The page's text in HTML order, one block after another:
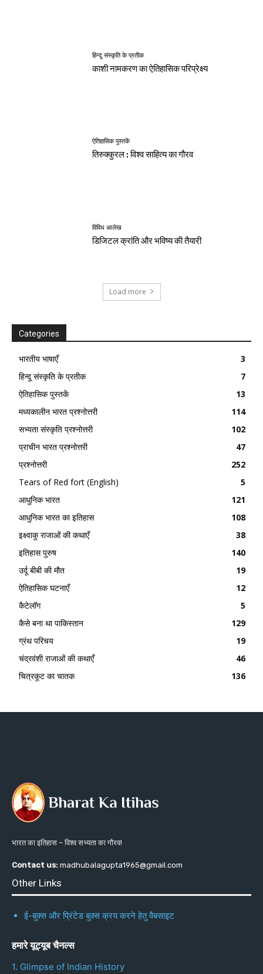
हिन्दू संस्कृति के प्रतीक
काशी नामकरण का ऐतिहासिक परिप्रेक्ष्य
ऐतिहासिक पुस्तकें
तिरुक्कुरल : विश्व साहित्य का गौरव
विविध आलेख
डिजिटल क्रांति और भविष्य की तैयारी
Load more
Categories
भारतीय भाषाएँ
3
हिन्दू संस्कृति के प्रतीक
7
ऐतिहासिक पुस्तकें
13
मध्यकालीन भारत प्रश्नोत्तरी
114
सभ्यता संस्कृति प्रश्नोत्तरी
102
प्राचीन भारत प्रश्नोत्तरी
47
प्रश्नोत्तरी
252
Tears of Red fort (English)
5
आधुनिक भारत
121
आधुनिक भारत का इतिहास
108
इक्ष्वाकु राजाओं की कथाएँ
38
इतिहास पुरुष
140
उर्दू बीबी की मौत
19
ऐतिहासिक घटनाएँ
12
कैटेलॉग
5
कैसे बना था पाकिस्तान
129
ग्रंथ परिचय
19
चंद्रवंशी राजाओं की कथाएँ
46
चित्रकूट का चातक
136
भारत का इतिहास – विश्व सभ्यता का गौरव!
Contact us: madhubalagupta1965@gmail.com
Other Links
ई-बुक्स और प्रिंटेड बुक्स क्रय करने हेतु वैबसाइट
हमारे यूट्यूब चैनल्स
1. Glimpse of Indian History